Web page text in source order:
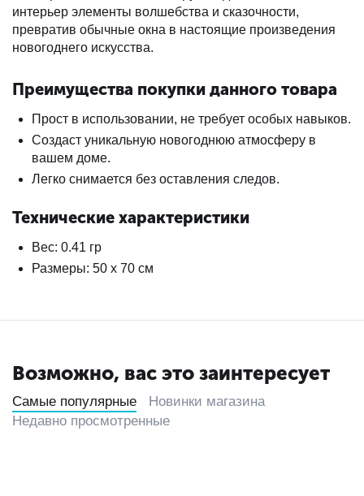
интерьер элементы волшебства и сказочности,
превратив обычные окна в настоящие произведения
новогоднего искусства.
Преимущества покупки данного товара
Прост в использовании, не требует особых навыков.
Создаст уникальную новогоднюю атмосферу в
вашем доме.
Легко снимается без оставления следов.
Технические характеристики
Вес: 0.41 гр
Размеры: 50 х 70 см
Возможно, вас это заинтересует
Самые популярные
Новинки магазина
Недавно просмотренные